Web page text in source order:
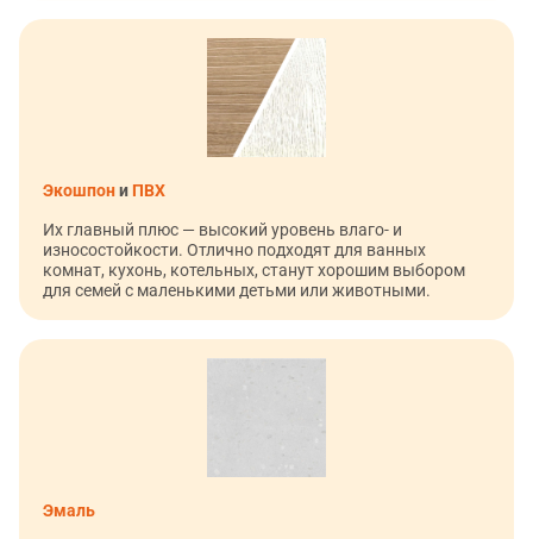
Экошпони ПВХ
Их главный плюс — высокий уровень влаго- и
износостойкости. Отлично подходят для ванных
комнат, кухонь, котельных, станут хорошим выбором
для семей с маленькими детьми или животными.
Эмаль